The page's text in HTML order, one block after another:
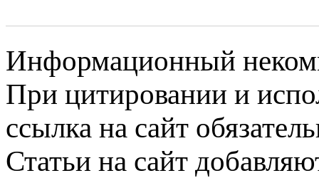
Информационный
При цитировании и
ссылка на сайт
Статьи на сайт